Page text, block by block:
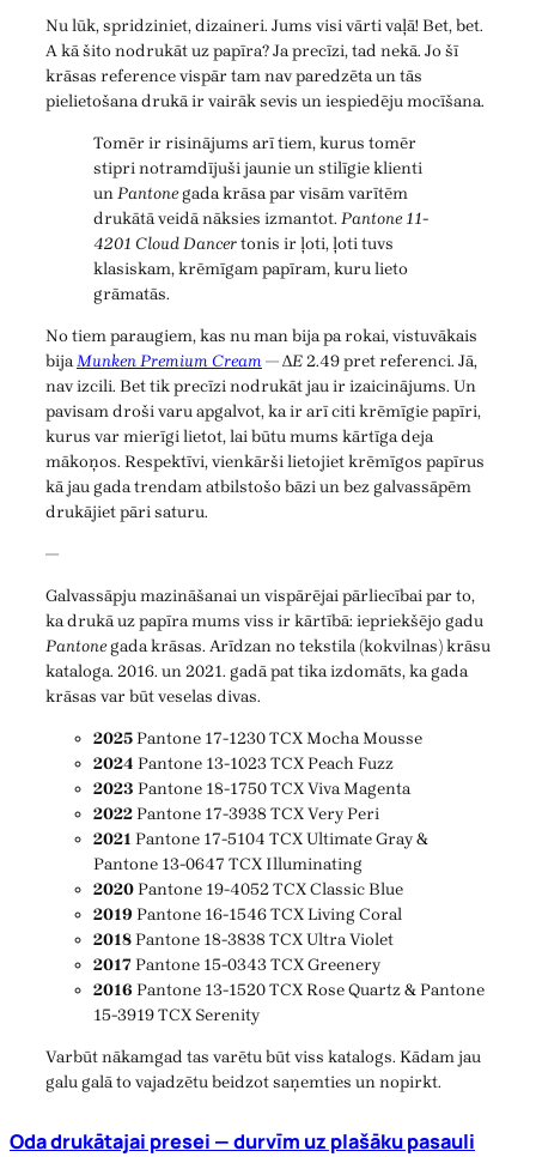
Nu lūk, spridziniet, dizaineri. Jums visi vārti vaļā! Bet, bet.
A kā šito nodrukāt uz papīra? Ja precīzi, tad nekā. Jo šī
krāsas reference vispār tam nav paredzēta un tās
pielietošana drukā ir vairāk sevis un iespiedēju mocīšana.
Tomēr ir risinājums arī tiem, kurus tomēr
stipri notramdījuši jaunie un stilīgie klienti
unPantonegada krāsa par visām varītēm
drukātā veidā nāksies izmantot. Pantone 11-
4201 Cloud Dancertonis ir ļoti, ļoti tuvs
klasiskam, krēmīgam papīram, kuru lieto
grāmatās.
No tiem paraugiem, kas nu man bija pa rokai, vistuvākais
bijaMunken Premium Cream— ΔE2.49 pret referenci. Jā,
nav izcili. Bet tik precīzi nodrukāt jau ir izaicinājums. Un
pavisam droši varu apgalvot, ka ir arī citi krēmīgie papīri,
kurus var mierīgi lietot, lai būtu mums kārtīga deja
mākoņos. Respektīvi, vienkārši lietojiet krēmīgos papīrus
kā jau gada trendam atbilstošo bāzi un bez galvassāpēm
drukājiet pāri saturu.
—
Galvassāpju mazināšanai un vispārējai pārliecībai par to,
ka drukā uz papīra mums viss ir kārtībā: iepriekšējo gadu
Pantonegada krāsas. Arīdzan no tekstila (kokvilnas) krāsu
kataloga. 2016. un 2021. gadā pat tika izdomāts, ka gada
krāsas var būt veselas divas.
2025Pantone 17-1230 TCX Mocha Mousse
2024 Pantone 13-1023 TCX Peach Fuzz
2023 Pantone 18-1750 TCX Viva Magenta
2022Pantone 17-3938 TCX Very Peri
2021Pantone 17-5104 TCX Ultimate Gray &
Pantone 13-0647 TCX Illuminating
2020Pantone 19-4052 TCX Classic Blue
2019 Pantone 16-1546 TCX Living Coral
2018Pantone 18-3838 TCX Ultra Violet
2017Pantone 15-0343 TCX Greenery
2016 Pantone 13-1520 TCX Rose Quartz & Pantone
15-3919 TCX Serenity
Varbūt nākamgad tas varētu būt viss katalogs. Kādam jau
galu galā to vajadzētu beidzot saņemties un nopirkt.
Oda drukātajai presei — durvīm uz plašāku pasauli